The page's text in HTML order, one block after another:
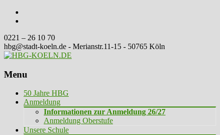
0221 – 26 10 70
hbg@stadt-koeln.de - Merianstr.11-15 - 50765 Köln
Menu
Skip
content
50 Jahre HBG
Anmeldung
Informationen zur Anmeldung 26/27
Anmeldung Oberstufe
Unsere Schule